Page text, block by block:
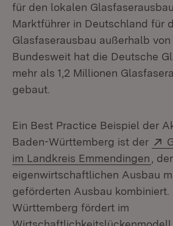
für den lokalen
Marktführer in Deutschland für
Glasfaserausbau außerhalb von
Bundesweit hat die Deutsche
mehr als 1,2 Millionen
gebaut.
Ein Best Practice Beispiel der
Baden-Württemberg ist der
im Landkreis Emmendingen
,
eigenwirtschaftlichen Ausbau
geförderten Ausbau kombiniert.
Württemberg fördert im